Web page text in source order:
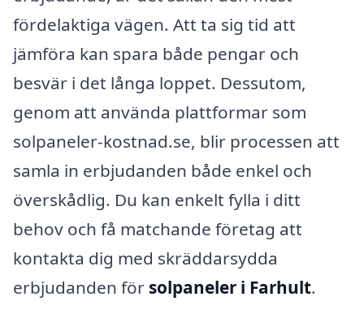
fördelaktiga vägen. Att ta sig tid att
jämföra kan spara både pengar och
besvär i det långa loppet. Dessutom,
genom att använda plattformar som
solpaneler-kostnad.se, blir processen att
samla in erbjudanden både enkel och
överskådlig. Du kan enkelt fylla i ditt
behov och få matchande företag att
kontakta dig med skräddarsydda
erbjudanden för solpaneler i Farhult.